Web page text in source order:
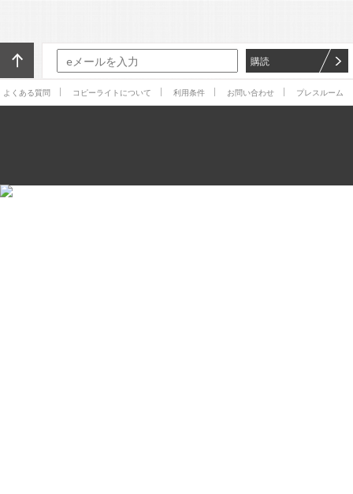
購読
よくある質問 コピーライトについて 利用条件 お問い合わせ プレスルーム